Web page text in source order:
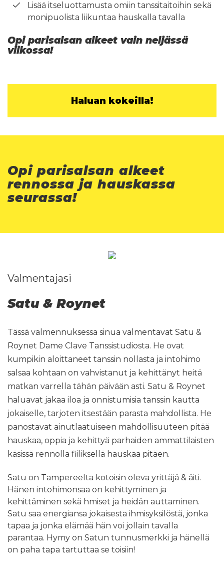
Lisää itseluottamusta omiin tanssitaitoihin sekä
monipuolista liikuntaa hauskalla tavalla
Opi parisalsan alkeet vain neljässä
viikossa!
Haluan kokeilla!
Opi parisalsan alkeet
rennossa ja hauskassa
seurassa!
Valmentajasi
Satu & Roynet
Tässä valmennuksessa sinua valmentavat Satu &
Roynet Dame Clave Tanssistudiosta. He ovat
kumpikin aloittaneet tanssin nollasta ja intohimo
salsaa kohtaan on vahvistanut ja kehittänyt heitä
matkan varrella tähän päivään asti. Satu & Roynet
haluavat jakaa iloa ja onnistumisia tanssin kautta
jokaiselle, tarjoten itsestään parasta mahdollista. He
panostavat ainutlaatuiseen mahdollisuuteen pitää
hauskaa, oppia ja kehittyä parhaiden ammattilaisten
käsissä rennolla fiiliksellä hauskaa pitäen.
Satu on Tampereelta kotoisin oleva yrittäjä & äiti.
Hänen intohimonsaa on kehittyminen ja
kehittäminen sekä hmiset ja heidän auttaminen.
Satu saa energiansa jokaisesta ihmisyksilöstä, jonka
tapaa ja jonka elämää hän voi jollain tavalla
parantaa. Hymy on Satun tunnusmerkki ja hänellä
on paha tapa tartuttaa se toisiin!